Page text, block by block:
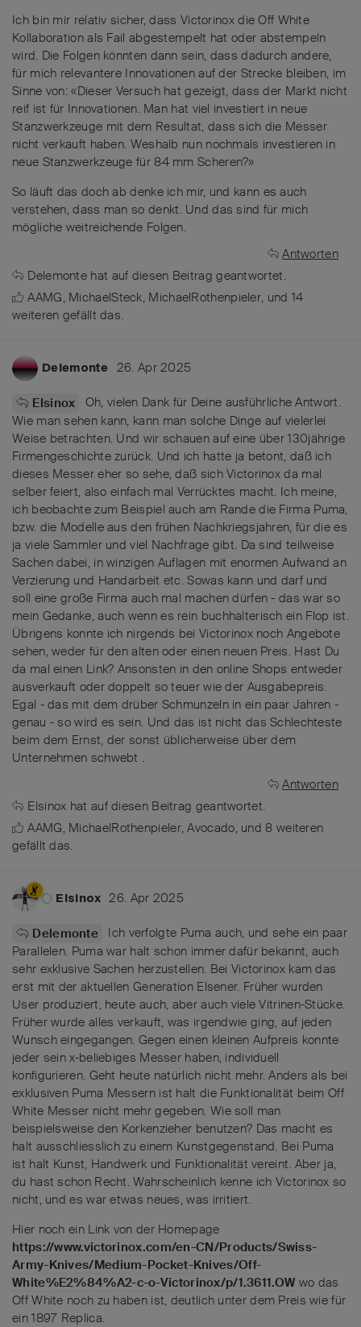
Ich bin mir relativ sicher, dass Victorinox die Off White
Kollaboration als Fail abgestempelt hat oder abstempeln
wird. Die Folgen könnten dann sein, dass dadurch andere,
für mich relevantere Innovationen auf der Strecke bleiben, im
Sinne von: «Dieser Versuch hat gezeigt, dass der Markt nicht
reif ist für Innovationen. Man hat viel investiert in neue
Stanzwerkzeuge mit dem Resultat, dass sich die Messer
nicht verkauft haben. Weshalb nun nochmals investieren in
neue Stanzwerkzeuge für 84 mm Scheren?»
So läuft das doch ab denke ich mir, und kann es auch
verstehen, dass man so denkt. Und das sind für mich
mögliche weitreichende Folgen.
Antworten
Delemonte hat auf diesen Beitrag geantwortet.
AAMG, MichaelSteck, MichaelRothenpieler, und 14
weiteren gefällt das.
Delemonte 26. Apr 2025
Elsinox
Oh, vielen Dank für Deine ausführliche Antwort.
Wie man sehen kann, kann man solche Dinge auf vielerlei
Weise betrachten. Und wir schauen auf eine über 130jährige
Firmengeschichte zurück. Und ich hatte ja betont, daß ich
dieses Messer eher so sehe, daß sich Victorinox da mal
selber feiert, also einfach mal Verrücktes macht. Ich meine,
ich beobachte zum Beispiel auch am Rande die Firma Puma,
bzw. die Modelle aus den frühen Nachkriegsjahren, für die es
ja viele Sammler und viel Nachfrage gibt. Da sind teilweise
Sachen dabei, in winzigen Auflagen mit enormen Aufwand an
Verzierung und Handarbeit etc. Sowas kann und darf und
soll eine große Firma auch mal machen dürfen - das war so
mein Gedanke, auch wenn es rein buchhalterisch ein Flop ist.
Übrigens konnte ich nirgends bei Victorinox noch Angebote
sehen, weder für den alten oder einen neuen Preis. Hast Du
da mal einen Link? Ansonsten in den online Shops entweder
ausverkauft oder doppelt so teuer wie der Ausgabepreis.
Egal - das mit dem drüber Schmunzeln in ein paar Jahren -
genau - so wird es sein. Und das ist nicht das Schlechteste
beim dem Ernst, der sonst üblicherweise über dem
Unternehmen schwebt .
Antworten
Elsinox hat auf diesen Beitrag geantwortet.
AAMG, MichaelRothenpieler,Avocado, und8 weiteren
gefällt das.
Elsinox 26. Apr 2025
Delemonte
Ich verfolgte Puma auch, und sehe ein paar
Parallelen. Puma war halt schon immer dafür bekannt, auch
sehr exklusive Sachen herzustellen. Bei Victorinox kam das
erst mit der aktuellen Generation Elsener. Früher wurden
User produziert, heute auch, aber auch viele Vitrinen-Stücke.
Früher wurde alles verkauft, was irgendwie ging, auf jeden
Wunsch eingegangen. Gegen einen kleinen Aufpreis konnte
jeder sein x-beliebiges Messer haben, individuell
konfigurieren. Geht heute natürlich nicht mehr. Anders als bei
exklusiven Puma Messern ist halt die Funktionalität beim Off
White Messer nicht mehr gegeben. Wie soll man
beispielsweise den Korkenzieher benutzen? Das macht es
halt ausschliesslich zu einem Kunstgegenstand. Bei Puma
ist halt Kunst, Handwerk und Funktionalität vereint. Aber ja,
du hast schon Recht. Wahrscheinlich kenne ich Victorinox so
nicht, und es war etwas neues, was irritiert.
Hier noch ein Link von der Homepage
https://www.victorinox.com/en-CN/Products/Swiss-
Army-Knives/Medium-Pocket-Knives/Off-
White%E2%84%A2-c-o-Victorinox/p/1.3611.OW wo das
Off White noch zu haben ist, deutlich unter dem Preis wie für
ein 1897 Replica.